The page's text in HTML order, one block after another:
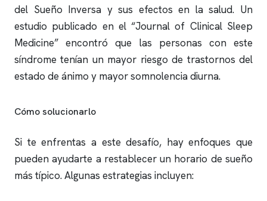
del Sueño Inversa y sus efectos en la salud. Un
estudio publicado en el “Journal of Clinical Sleep
Medicine” encontró que las personas con este
síndrome tenían un mayor riesgo de trastornos del
estado de ánimo y mayor somnolencia diurna.
Cómo solucionarlo
Si te enfrentas a este desafío, hay enfoques que
pueden ayudarte a restablecer un horario de sueño
más típico. Algunas estrategias incluyen: